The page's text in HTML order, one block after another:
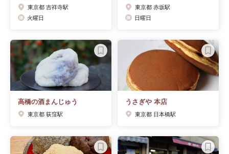
東京都 吉祥寺駅
火曜日
東京都 赤坂駅
日曜日
高橋の酒まんじゅう
東京都 荻窪駅
うさぎや 本店
東京都 日本橋駅